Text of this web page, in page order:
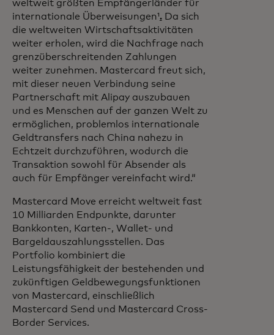
weltweit größten Empfängerländer für
internationale Überweisungen¹.Da sich
die weltweiten Wirtschaftsaktivitäten
weiter erholen, wird die Nachfrage nach
grenzüberschreitenden Zahlungen
weiter zunehmen. Mastercard freut sich,
mit dieser neuen Verbindung seine
Partnerschaft mit Alipay auszubauen
und es Menschen auf der ganzen Welt zu
ermöglichen, problemlos internationale
Geldtransfers nach China nahezu in
Echtzeit durchzuführen, wodurch die
Transaktion sowohl für Absender als
auch für Empfänger vereinfacht wird.“
Mastercard Move erreicht weltweit fast
10 Milliarden Endpunkte, darunter
Bankkonten, Karten-, Wallet- und
Bargeldauszahlungsstellen. Das
Portfolio kombiniert die
Leistungsfähigkeit der bestehenden und
zukünftigen Geldbewegungsfunktionen
von Mastercard, einschließlich
Mastercard Send und Mastercard Cross-
Border Services.